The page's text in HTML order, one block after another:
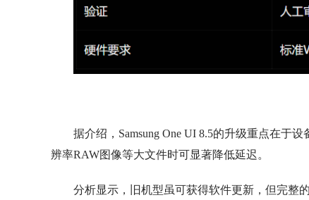
据介绍，Samsung One UI 8.5的升级重点在于
辨率RAW图像等大文件时可显著降低延迟。
分析显示，旧机型虽可获得软件更新，但完整